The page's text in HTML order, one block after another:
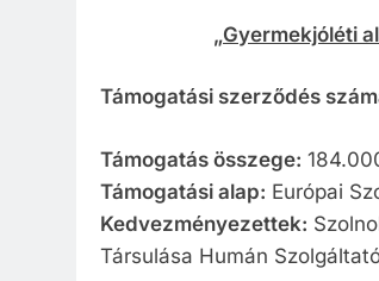
„Gyermekjóléti
Támogatási szerződés
Támogatás összege:
Támogatási alap: Európai
Kedvezményezettek:
Társulása Humán